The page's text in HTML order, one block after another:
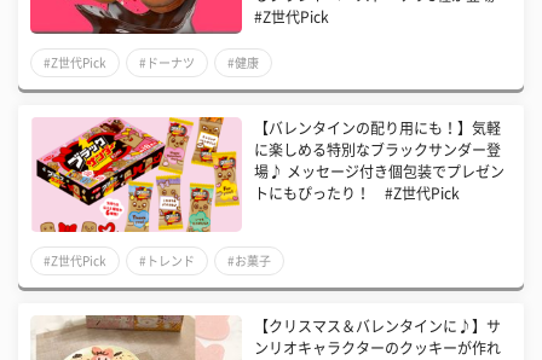
#Z世代Pick
#Z世代Pick #ドーナツ #健康
【バレンタインの配り用にも！】気軽
に楽しめる特別なブラックサンダー登
場♪ メッセージ付き個包装でプレゼン
トにもぴったり！ #Z世代Pick
#Z世代Pick #トレンド #お菓子
【クリスマス＆バレンタインに♪】サ
ンリオキャラクターのクッキーが作れ